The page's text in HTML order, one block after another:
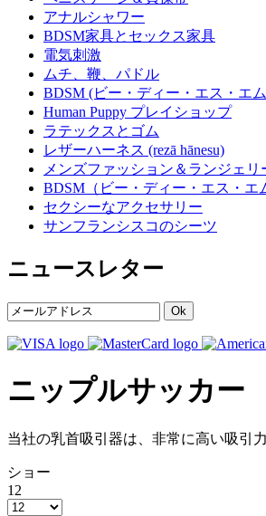
アナルシャワー
BDSM家具とセックス家具
電気刺激
ムチ、鞭、パドル
BDSM (ビー・ディー・エス・エ
Human Puppy プレイショップ
ラテックスとゴム
レザーハーネス (rezā hānesu)
メンズファッション＆ランジェリ
BDSM（ビー・ディー・エス・エ
セクシーなアクセサリー
サンフランシスコのシーツ
ニュースレター
Ok
ニップルサッカー
当社の乳首吸引器は、非常に高い吸引
ショー
12